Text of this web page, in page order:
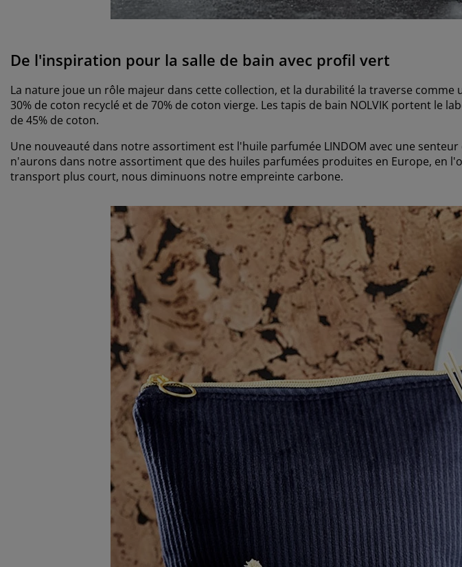
De l'inspiration pour la salle de bain avec profil vert
La nature joue un rôle majeur dans cette collection, et la durabilité la traverse comme
30% de coton recyclé et de 70% de coton vierge. Les tapis de bain NOLVIK portent le
de 45% de coton.
Une nouveauté dans notre assortiment est l'huile parfumée LINDOM avec une
n'aurons dans notre assortiment que des huiles parfumées produites en Europe, en
transport plus court, nous diminuons notre empreinte carbone.